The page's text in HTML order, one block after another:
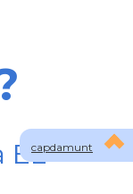
capdamunt
EL